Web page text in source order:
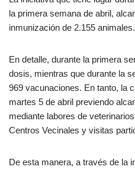
la primera semana de abril,
inmunización de 2.155 animales.
En detalle, durante la primera
dosis, mientras que durante la
969 vacunaciones. En tanto, la
martes 5 de abril previendo
mediante labores de
Centros Vecinales y visitas
De esta manera, a través de la